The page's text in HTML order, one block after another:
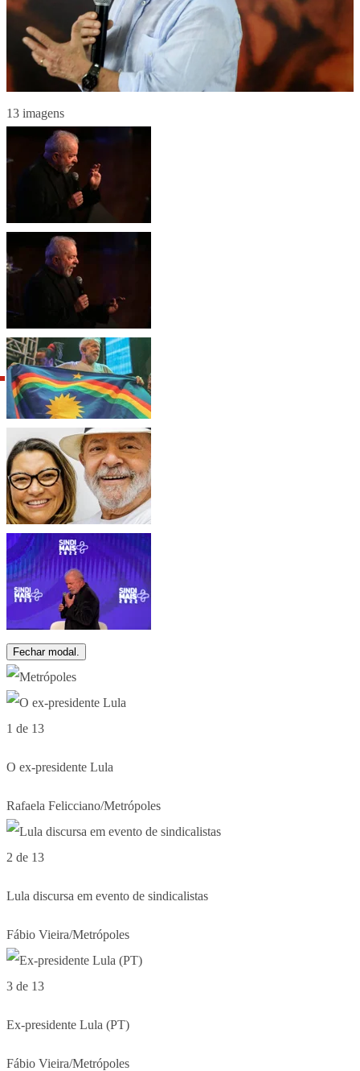
13 imagens
Fechar modal.
1 de 13
O ex-presidente Lula
Rafaela Felicciano/Metrópoles
2 de 13
Lula discursa em evento de sindicalistas
Fábio Vieira/Metrópoles
3 de 13
Ex-presidente Lula (PT)
Fábio Vieira/Metrópoles